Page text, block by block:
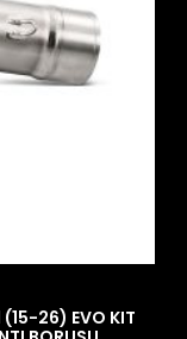
(15-26) EVO KIT